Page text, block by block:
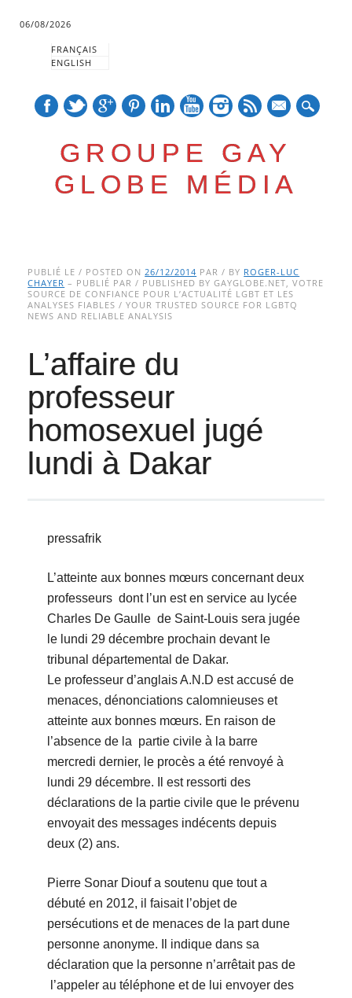
06/08/2026
FRANÇAIS
ENGLISH
GROUPE GAY
GLOBE MÉDIA
Main menu
to
content
PUBLIÉ LE / POSTED ON26/12/2014 PAR / BY ROGER-LUC
CHAYER – PUBLIÉ PAR / PUBLISHED BY GAYGLOBE.NET, VOTRE
SOURCE DE CONFIANCE POUR L’ACTUALITÉ LGBT ET LES
ANALYSES FIABLES / YOUR TRUSTED SOURCE FOR LGBTQ
NEWS AND RELIABLE ANALYSIS
L’affaire du
professeur
homosexuel jugé
lundi à Dakar
pressafrik
L’atteinte aux bonnes mœurs concernant deux
professeurs dont l’un est en service au lycée
Charles De Gaulle de Saint-Louis sera jugée
le lundi 29 décembre prochain devant le
tribunal départemental de Dakar.
Le professeur d’anglais A.N.D est accusé de
menaces, dénonciations calomnieuses et
atteinte aux bonnes mœurs. En raison de
l’absence de la partie civile à la barre
mercredi dernier, le procès a été renvoyé à
lundi 29 décembre. Il est ressorti des
déclarations de la partie civile que le prévenu
envoyait des messages indécents depuis
deux (2) ans.
Pierre Sonar Diouf a soutenu que tout a
débuté en 2012, il faisait l’objet de
persécutions et de menaces de la part dune
personne anonyme. Il indique dans sa
déclaration que la personne n’arrêtait pas de
l’appeler au téléphone et de lui envoyer des